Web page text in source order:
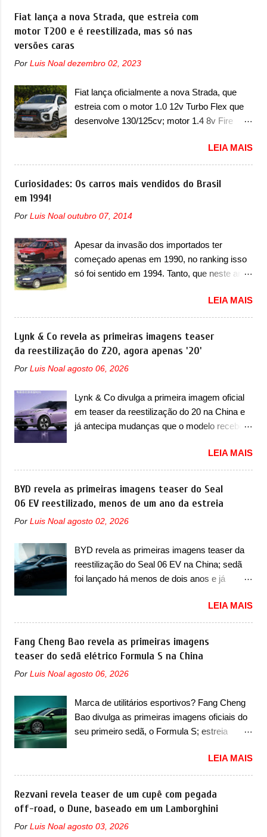
design já visto por outros modelos da marca,
em especial do SUV compacto A10.
nasce com um design que está bastante
faróis com um desenho mais retangular, com
um pequeno prolongamento para as laterais.
Os faróis cont...
Grand Cherokee 4xe, em sua versão única
Limited, com unidades de ano/modelo 2023 e
concessionária mais próxima para a solução
uma atualização do software do módulo de
controle da bateria (AHCP e HCP). Para
alguns veículos envolvidos, também, será
substituição do motor do ventilador HVAC
(aquecimento, ventilação e ar-condicionado).
A marca também confirmou que “foi
sobrecarga do microprocessador do Módulo
causar a perda de força motriz, requerendo a
atualização do software do modulo de...
Fiat lança a nova Strada, que estreia com
motor T200 e é reestilizada, mas só nas
versões caras
Por Luis Noal dezembro 02, 2023
Fiat lança oficialmente a nova Strada, que
estreia com o motor 1.0 12v Turbo Flex que
desenvolve 130/125cv; motor 1.4 8v Fire
oficialmente a nova Strada, que aparece com
mudanças visuais e com uma nova opção de
motor. Depois da picape compacta receber o
do motor 1.0 12v Turbo Flex, conhecido
a Fiat Strada soube ser mutável com
avanços importantes que a concorrência
nunca conseguiu acompanhar e agora ela
chegada do motor T200, que estreou nos
irmãos Pulse e Fastback. "A Fiat Strada é
mais do que uma picape, é uma verdadeira
revolução no mercado automotivo. Há alguns
anos era improvável pensar que uma picape
que só a Strada fez. Mais do que isso: ela é a
prova viva que time que está ganhando se
mexe sim. Ao longo da sua história, ela...
LEIA MAIS
Curiosidades: Os carros mais vendidos do Brasil
em 1994!
Por Luis Noal outubro 07, 2014
Apesar da invasão dos importados ter
começado apenas em 1990, no ranking isso
só foi sentido em 1994. Tanto, que neste ano,
ao começar pelo Chevrolet Corsa, o mais
destacado deles no ranking que perdurou no
nosso mercado até início de 2012 e com
certeza foi um grandioso lançamento da
Chevrolet que assustou a concorrência.
Nesse ano também era lançada a nova
anos ganhava uma nova geração feita do
zero, apelidada de "Bolinha" por suas formas
arredondadas. Além do Gol, outro
Era o Pointer, versão hatchback do Logus
que chegava depois de um ano de atraso. A
invasão de 1994 foi marcava pelos
franceses, alemães, japoneses e coreanos
que chegaram arrancando corações em
destacaram nas vendas em 1994 foram o
Renault R19 que vinha em 3 versões de
carroceria, sendo duas do hatch e o sedan, a
LEIA MAIS
Lynk & Co revela as primeiras imagens teaser
da reestilização do Z20, agora apenas '20'
Por Luis Noal agosto 06, 2026
Lynk & Co divulga a primeira imagem oficial
em teaser da reestilização do 20 na China e
já antecipa mudanças que o modelo receberá
vai apresentar na China as primeiras
mudanças para o Z20, um misto de hatch
com SUV que é vendido no mercado chinês
desde o lançamento, em 2024. Agora, o
visual e também mudará de nome. Vendido
passará a ser vendido na China apenas
como ‘20’. Junto das mudanças visuais, a
marca confirmou que ele pode ser um dos
novo motor elétrico. Chamado de ’16 em 1’,
também chamado de Thunder, ele apresenta
uma melhoria de eficiência térmica e integra
12 elementos de hardware. Entre eles, motor
elétrico, controlador de motor, redutor,
LBMS, VCU, TMS, controle ativo de pré-
carga e gateway de domínio de energia. Há
mais quatro recursos de software como
LEIA MAIS
BYD revela as primeiras imagens teaser do Seal
06 EV reestilizado, menos de um ano da estreia
Por Luis Noal agosto 02, 2026
BYD revela as primeiras imagens teaser da
reestilização do Seal 06 EV na China; sedã
foi lançado há menos de dois anos e já
revelou as primeiras imagens teaser de uma
mudança visual para um dos seus menores
sedãs elétricos na China, pertencente à linha
Ocean. Trata-se do Seal 06 EV, lançado no
de um ano. O modelo agora passará a ser
na traseira, que vão atualizá-los para a
identidade visual mais moderna da marca,
mas ainda sem motivos para que essa
não deve ter agradado em nada os primeiros
consumidores). Pelas imagens teaser, se
percebe que o sedã contará com um novo
para-choque na dianteira. Ele passa a trazer
um vinco horizontal mais destacado que
LEIA MAIS
Fang Cheng Bao revela as primeiras imagens
teaser do sedã elétrico Formula S na China
Por Luis Noal agosto 06, 2026
Marca de utilitários esportivos? Fang Cheng
Bao divulga as primeiras imagens oficiais do
seu primeiro sedã, o Formula S; estreia
como uma marca com utilitários esportivos, a
Fang Cheng Bao nasceu como uma empresa
voltada a desenvolver utilitários esportivos
com uma pegada mais off-road. E isso
funcionou muito bem com o lançamento dos
modelos Bao 5 e Bao 8, além do Tai 3 e Tai 7.
LEIA MAIS
Rezvani revela teaser de um cupê com pegada
off-road, o Dune, baseado em um Lamborghini
Por Luis Noal agosto 03, 2026